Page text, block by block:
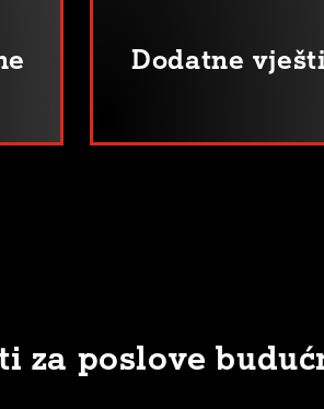
Dodatne
za poslove